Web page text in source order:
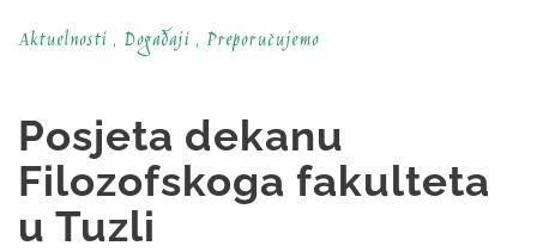
Aktuelnosti , Događaji , Preporučujemo
Posjeta dekanu
Filozofskoga fakulteta
u Tuzli